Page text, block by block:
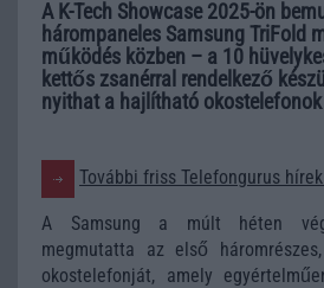
A K-Tech Showcase 2025-ön
hárompaneles Samsung TriFold
működés közben – a 10
kettős zsanérral rendelkező
nyithat a hajlítható
További friss Telefongurus
A Samsung a múlt héten
megmutatta az első
okostelefonját, amely